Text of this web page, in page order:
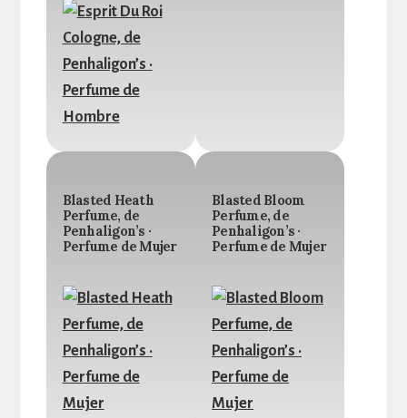
Blasted Heath
Perfume, de
Penhaligon’s ·
Perfume de Mujer
Blasted Bloom
Perfume, de
Penhaligon’s ·
Perfume de Mujer